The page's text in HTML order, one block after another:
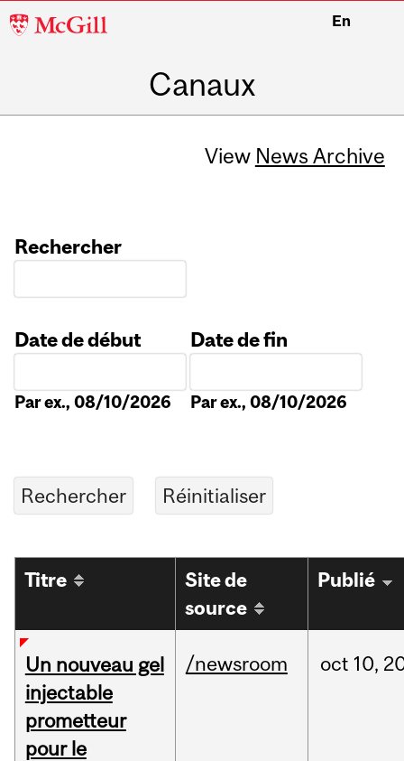
McGill
En
Canaux
View News Archive
Rechercher
Date de début
Par ex., 08/10/2026
Date de fin
Par ex., 08/10/2026
Titre
Site de
source
Publié
Un nouveau gel
injectable
prometteur
pour le
/newsroom oct 10,